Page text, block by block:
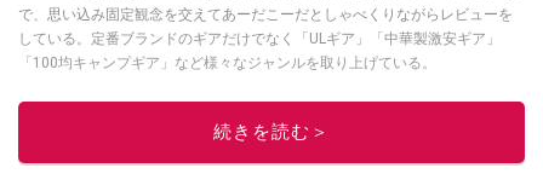
で、思い込み固定観念を交えてあーだこーだとしゃべくりながらレビューを
している。定番ブランドのギアだけでなく「ULギア」「中華製激安ギア」
「100均キャンプギア」など様々なジャンルを取り上げている。
このイチオシストの他の記事を読む
続きを読む＞